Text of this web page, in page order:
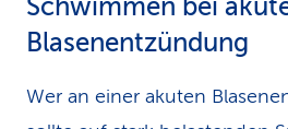
Schwimmen bei
Blasenentzündung
Wer an einer akuten